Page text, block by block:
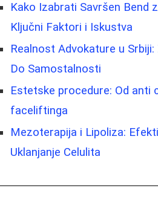
Kako Izabrati Savršen Bend
Ključni Faktori i Iskustva
Realnost Advokature u
Do Samostalnosti
Estetske procedure: Od anti
faceliftinga
Mezoterapija i Lipoliza:
Uklanjanje Celulita